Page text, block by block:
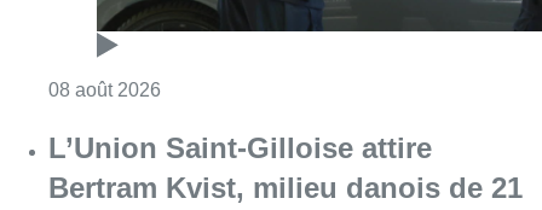
08 août 2026
L’Union Saint-Gilloise attire
Bertram Kvist, milieu danois de 21